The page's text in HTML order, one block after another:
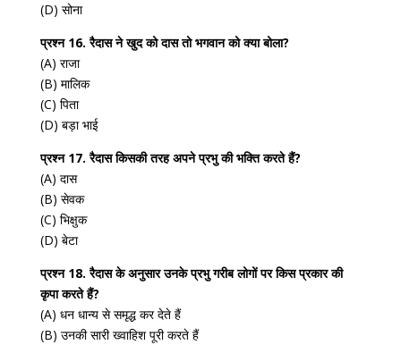
(D) सोना
प्रश्न 16. रैदास ने खुद को दास तो भगवान को क्या बोला?
(A) राजा
(B) मालिक
(C) पिता
(D) बड़ा भाई
प्रश्न 17. रैदास किसकी तरह अपने प्रभु की भक्ति करते हैं?
(A) दास
(B) सेवक
(C) भिक्षुक
(D) बेटा
प्रश्न 18. रैदास के अनुसार उनके प्रभु गरीब लोगों पर किस प्रकार की
कृपा करते हैं?
(A) धन धान्य से समृद्ध कर देते हैं
(B) उनकी सारी ख्वाहिश पूरी करते हैं